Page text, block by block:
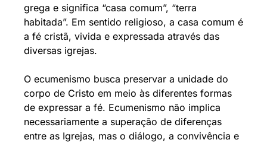
grega e significa “casa comum”, “terra
habitada”. Em sentido religioso, a casa comum é
a fé cristã, vivida e expressada através das
diversas igrejas.
O ecumenismo busca preservar a unidade do
corpo de Cristo em meio às diferentes formas
de expressar a fé. Ecumenismo não implica
necessariamente a superação de diferenças
entre as Igrejas, mas o diálogo, a convivência e